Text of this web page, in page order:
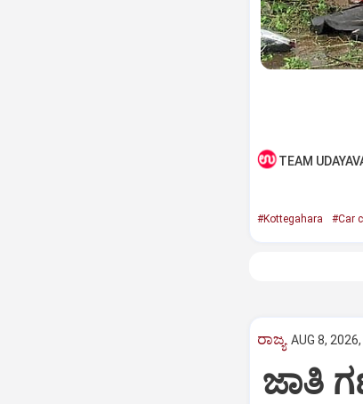
TEAM
#Kottegahara #Car
ರಾಜ್ಯ AUG 8,
ಜಾತಿ